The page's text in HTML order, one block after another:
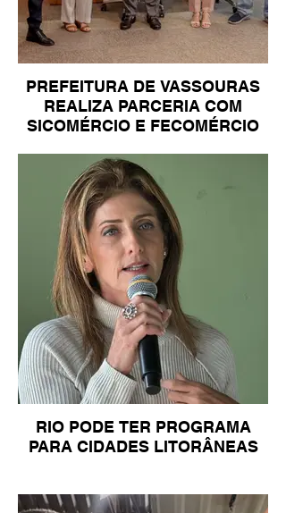
PREFEITURA DE VASSOURAS
REALIZA PARCERIA COM
SICOMÉRCIO E FECOMÉRCIO
RIO PODE TER PROGRAMA
PARA CIDADES LITORÂNEAS